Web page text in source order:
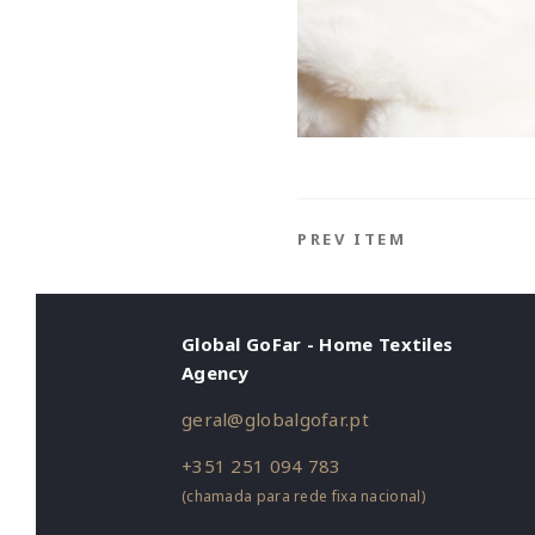
PREV ITEM
Global GoFar - Home Textiles
Agency
geral@globalgofar.pt
+351 251 094 783
(chamada para rede fixa nacional)